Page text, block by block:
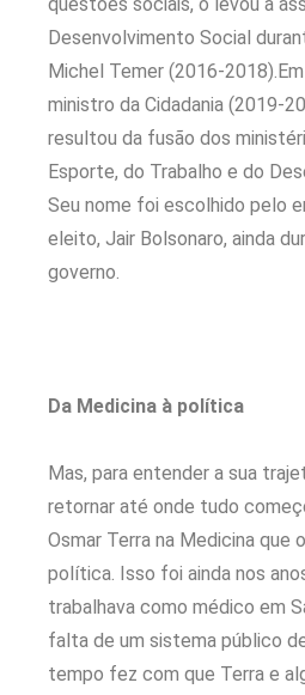
Desenvolvimento Social
Michel Temer (2016-
ministro da Cidadania (2019-
resultou da fusão dos
Esporte, do Trabalho e do
Seu nome foi escolhido pelo
eleito, Jair Bolsonaro, ainda
governo.
Da Medicina à política
Mas, para entender a sua
retornar até onde tudo
Osmar Terra na Medicina que
política. Isso foi ainda nos
trabalhava como médico em
falta de um sistema público
tempo fez com que Terra e